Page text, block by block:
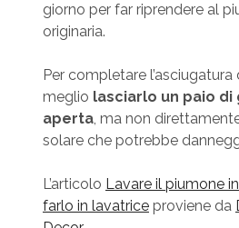
giorno per far riprendere al
originaria.
Per completare
meglio lasciarlo un paio di
aperta, ma non
solare che potrebbe
L’articolo Lavare il piumone
farlo in lavatriceproviene da